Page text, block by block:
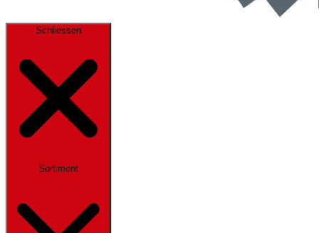
Schliessen
Sortiment